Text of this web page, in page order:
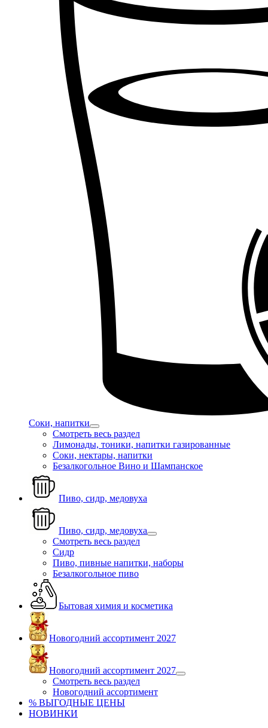
Соки, напитки
Смотреть весь раздел
Лимонады, тоники, напитки газированные
Соки, нектары, напитки
Безалкогольное Вино и Шампанское
Пиво, сидр, медовуха
Пиво, сидр, медовуха
Смотреть весь раздел
Сидр
Пиво, пивные напитки, наборы
Безалкогольное пиво
Бытовая химия и косметика
Новогодний ассортимент 2027
Новогодний ассортимент 2027
Смотреть весь раздел
Новогодний ассортимент
% ВЫГОДНЫЕ ЦЕНЫ
НОВИНКИ